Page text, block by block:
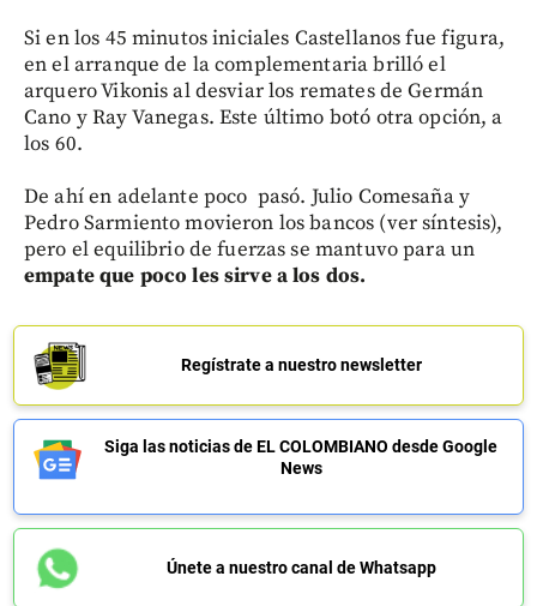
Si en los 45 minutos iniciales Castellanos fue figura,
en el arranque de la complementaria brilló el
arquero Vikonis al desviar los remates de Germán
Cano y Ray Vanegas. Este último botó otra opción, a
los 60.
De ahí en adelante poco pasó. Julio Comesaña y
Pedro Sarmiento movieron los bancos (ver síntesis),
pero el equilibrio de fuerzas se mantuvo para un
empate que poco les sirve a los dos.
Regístrate a nuestro newsletter
Siga las noticias de EL COLOMBIANO desde Google
News
Únete a nuestro canal de Whatsapp